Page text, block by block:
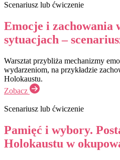
Scenariusz lub ćwiczenie
Emocje i zachowania
sytuacjach –
Warsztat przybliża mechanizmy
wydarzeniom, na przykładzie
Holokaustu.
Zobacz
Scenariusz lub ćwiczenie
Pamięć i wybory.
Holokaustu w